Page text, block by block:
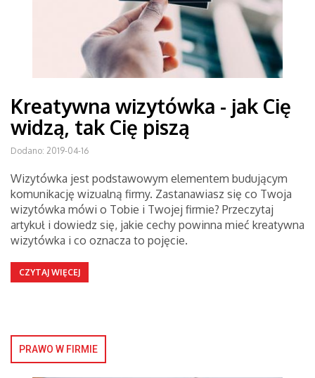
Kreatywna wizytówka - jak Cię
widzą, tak Cię piszą
Dodano: 2019-04-16
Wizytówka jest podstawowym elementem budującym
komunikację wizualną firmy. Zastanawiasz się co Twoja
wizytówka mówi o Tobie i Twojej firmie? Przeczytaj
artykuł i dowiedz się, jakie cechy powinna mieć kreatywna
wizytówka i co oznacza to pojęcie.
CZYTAJ WIĘCEJ
PRAWO W FIRMIE